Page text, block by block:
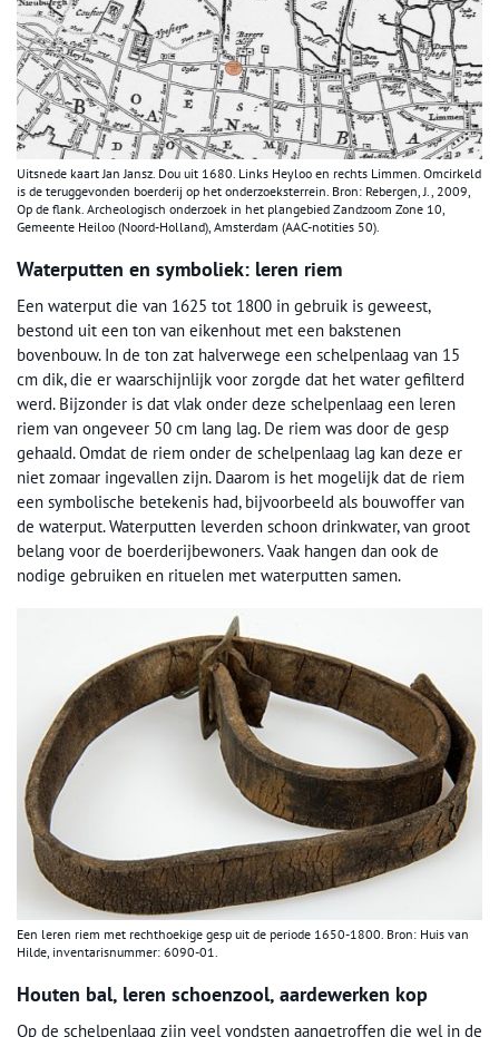
Uitsnede kaart Jan Jansz. Dou uit 1680. Links Heyloo en rechts Limmen. Omcirkeld
is de teruggevonden boerderij op het onderzoeksterrein. Bron: Rebergen, J., 2009,
Op de flank. Archeologisch onderzoek in het plangebied Zandzoom Zone 10,
Gemeente Heiloo (Noord-Holland), Amsterdam (AAC-notities 50).
Waterputten en symboliek: leren riem
Een waterput die van 1625 tot 1800 in gebruik is geweest,
bestond uit een ton van eikenhout met een bakstenen
bovenbouw. In de ton zat halverwege een schelpenlaag van 15
cm dik, die er waarschijnlijk voor zorgde dat het water gefilterd
werd. Bijzonder is dat vlak onder deze schelpenlaag een leren
riem van ongeveer 50 cm lang lag. De riem was door de gesp
gehaald. Omdat de riem onder de schelpenlaag lag kan deze er
niet zomaar ingevallen zijn. Daarom is het mogelijk dat de riem
een symbolische betekenis had, bijvoorbeeld als bouwoffer van
de waterput. Waterputten leverden schoon drinkwater, van groot
belang voor de boerderijbewoners. Vaak hangen dan ook de
nodige gebruiken en rituelen met waterputten samen.
Een leren riem met rechthoekige gesp uit de periode 1650-1800. Bron: Huis van
Hilde, inventarisnummer: 6090-01.
Houten bal, leren schoenzool, aardewerken kop
Op de schelpenlaag zijn veel vondsten aangetroffen die wel in de